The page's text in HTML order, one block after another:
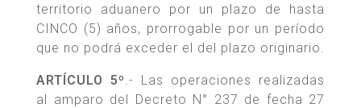
territorio aduanero por un plazo de hasta
CINCO (5) años, prorrogable por un período
que no podrá exceder el del plazo originario.
ARTÍCULO 5º .- Las operaciones realizadas
al amparo del Decreto N° 237 de fecha 27